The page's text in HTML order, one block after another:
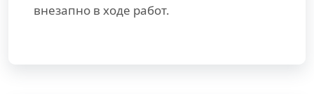
внезапно в ходе работ.